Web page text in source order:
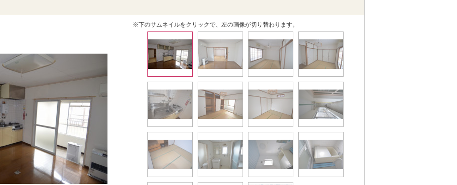
※下のサムネイルをクリックで、左の画像が切り替わります。